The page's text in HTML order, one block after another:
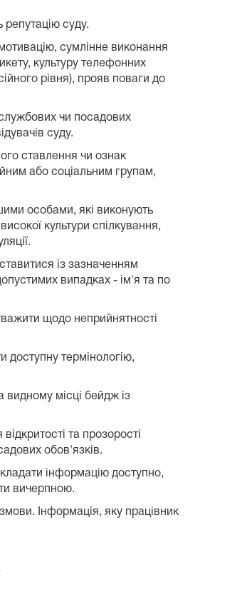
репутацію суду.
сумлінне виконання
культуру телефонних
рівня), прояв поваги до
чи посадових
суду.
ставлення чи ознак
або соціальним групам,
особами, які виконують
культури спілкування,
із зазначенням
випадках - ім'я та по
щодо неприйнятності
доступну термінологію,
видному місці бейдж із
та прозорості
обов'язків.
інформацію доступно,
вичерпною.
Інформація, яку працівник